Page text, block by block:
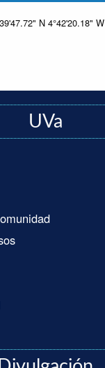
N 4°42'20.18" W
UVa